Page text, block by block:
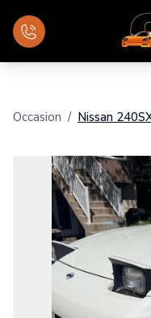
Occasion / Nissan